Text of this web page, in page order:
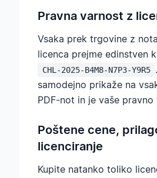
Pravna varnost z
Vsaka prek trgovine z
licenca prejme edinstven
CHL-2025-B4M8-N7P3-Y9R5
samodejno prikaže na
PDF-not in je vaše
Poštene cene,
licenciranje
Kupite natanko toliko